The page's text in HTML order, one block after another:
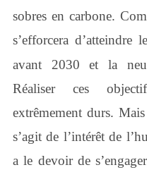
sobres en carbone.
s’efforcera
avant 2030 et la
Réaliser ces
extrêmement durs.
s’agit de l’intérêt de
a le devoir de